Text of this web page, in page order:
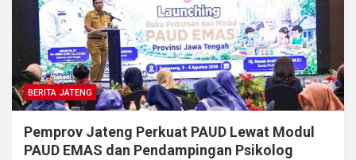
BERITA JATENG
Pemprov Jateng Perkuat PAUD Lewat Modul
PAUD EMAS dan Pendampingan Psikolog